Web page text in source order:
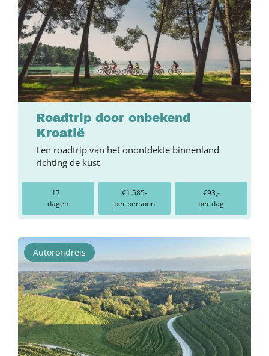
Roadtrip door onbekend
Kroatië
Een roadtrip van het onontdekte binnenland
richting de kust
17
dagen
€1.585-
per persoon
€93,-
per dag
Autorondreis